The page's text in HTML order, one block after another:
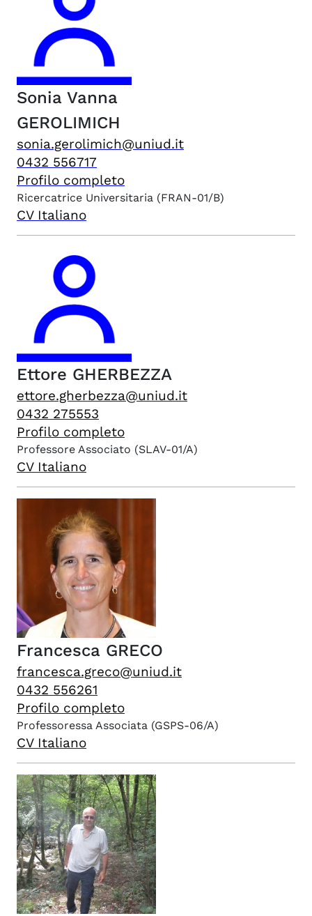
Sonia Vanna
GEROLIMICH
sonia.gerolimich@uniud.it
0432 556717
Profilo completo
Ricercatrice Universitaria (FRAN-01/B)
CV Italiano
Ettore GHERBEZZA
ettore.gherbezza@uniud.it
0432 275553
Profilo completo
Professore Associato (SLAV-01/A)
CV Italiano
Francesca GRECO
francesca.greco@uniud.it
0432 556261
Profilo completo
Professoressa Associata (GSPS-06/A)
CV Italiano